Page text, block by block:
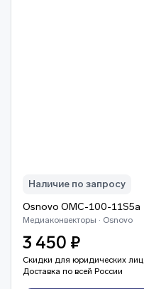
Наличие по запросу
Osnovo OMC-100-11S5a
Медиаконвекторы · Osnovo
3 450 ₽
Скидки для юридических лиц
Доставка по всей России